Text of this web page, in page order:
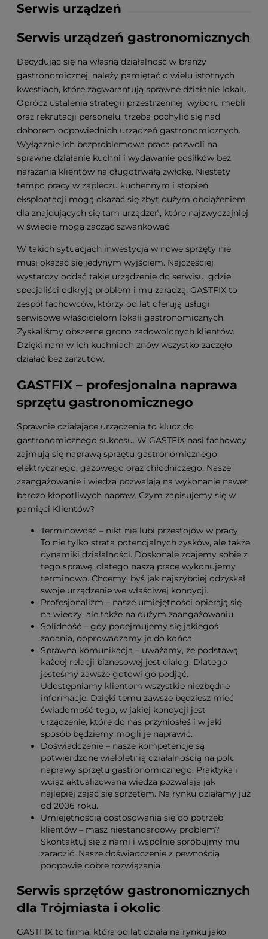
Serwis urządzeń
Serwis urządzeń gastronomicznych
Decydując się na własną działalność w branży
gastronomicznej, należy pamiętać o wielu istotnych
kwestiach, które zagwarantują sprawne działanie lokalu.
Oprócz ustalenia strategii przestrzennej, wyboru mebli
oraz rekrutacji personelu, trzeba pochylić się nad
doborem odpowiednich urządzeń gastronomicznych.
Wyłącznie ich bezproblemowa praca pozwoli na
sprawne działanie kuchni i wydawanie posiłków bez
narażania klientów na długotrwałą zwłokę. Niestety
tempo pracy w zapleczu kuchennym i stopień
eksploatacji mogą okazać się zbyt dużym obciążeniem
dla znajdujących się tam urządzeń, które najzwyczajniej
w świecie mogą zacząć szwankować.
W takich sytuacjach inwestycja w nowe sprzęty nie
musi okazać się jedynym wyjściem. Najczęściej
wystarczy oddać takie urządzenie do serwisu, gdzie
specjaliści odkryją problem i mu zaradzą. GASTFIX to
zespół fachowców, którzy od lat oferują usługi
serwisowe właścicielom lokali gastronomicznych.
Zyskaliśmy obszerne grono zadowolonych klientów.
Dzięki nam w ich kuchniach znów wszystko zaczęło
działać bez zarzutów.
GASTFIX – profesjonalna naprawa
sprzętu gastronomicznego
Sprawnie działające urządzenia to klucz do
gastronomicznego sukcesu. W GASTFIX nasi fachowcy
zajmują się naprawą sprzętu gastronomicznego
elektrycznego, gazowego oraz chłodniczego. Nasze
zaangażowanie i wiedza pozwalają na wykonanie nawet
bardzo kłopotliwych napraw. Czym zapisujemy się w
pamięci Klientów?
Terminowość – nikt nie lubi przestojów w pracy.
To nie tylko strata potencjalnych zysków, ale także
dynamiki działalności. Doskonale zdajemy sobie z
tego sprawę, dlatego naszą pracę wykonujemy
terminowo. Chcemy, byś jak najszybciej odzyskał
swoje urządzenie we właściwej kondycji.
Profesjonalizm – nasze umiejętności opierają się
na wiedzy, ale także na dużym zaangażowaniu.
Solidność – gdy podejmujemy się jakiegoś
zadania, doprowadzamy je do końca.
Sprawna komunikacja – uważamy, że podstawą
każdej relacji biznesowej jest dialog. Dlatego
jesteśmy zawsze gotowi go podjąć.
Udostępniamy klientom wszystkie niezbędne
informacje. Dzięki temu zawsze będziesz mieć
świadomość tego, w jakiej kondycji jest
urządzenie, które do nas przyniosłeś i w jaki
sposób będziemy mogli je naprawić.
Doświadczenie – nasze kompetencje są
potwierdzone wieloletnią działalnością na polu
naprawy sprzętu gastronomicznego. Praktyka i
wciąż aktualizowana wiedza pozwalają jak
najlepiej zająć się sprzętem. Na rynku działamy już
od 2006 roku.
Umiejętnością dostosowania się do potrzeb
klientów – masz niestandardowy problem?
Skontaktuj się z nami i wspólnie spróbujmy mu
zaradzić. Nasze doświadczenie z pewnością
podpowie dobre rozwiązania.
Serwis sprzętów gastronomicznych
dla Trójmiasta i okolic
GASTFIX to firma, która od lat działa na rynku jako